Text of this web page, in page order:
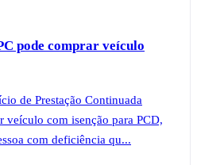
pode comprar veículo
de Prestação Continuada
veículo com isenção para PCD,
com deficiência qu...